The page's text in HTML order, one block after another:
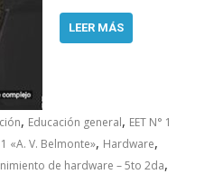
LEER MÁS
, Educación general, EET N° 1
1 «A. V. Belmonte», Hardware,
de hardware – 5to 2da,